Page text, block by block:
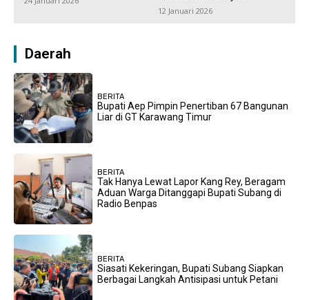
12 Januari 2026
Daerah
BERITA
Bupati Aep Pimpin Penertiban 67 Bangunan
Liar di GT Karawang Timur
BERITA
Tak Hanya Lewat Lapor Kang Rey, Beragam
Aduan Warga Ditanggapi Bupati Subang di
Radio Benpas
BERITA
Siasati Kekeringan, Bupati Subang Siapkan
Berbagai Langkah Antisipasi untuk Petani